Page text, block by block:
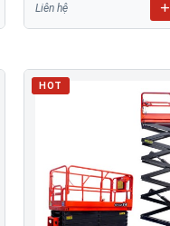
Liên hệ
HOT